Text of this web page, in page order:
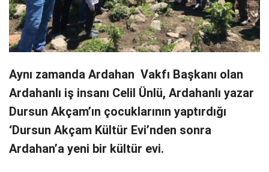
Aynı zamanda Ardahan Vakfı Başkanı olan
Ardahanlı iş insanı Celil Ünlü, Ardahanlı yazar
Dursun Akçam’ın çocuklarının yaptırdığı
‘Dursun Akçam Kültür Evi’nden sonra
Ardahan’a yeni bir kültür evi.